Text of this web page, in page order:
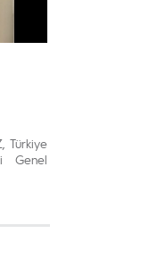
Türkiye
Genel